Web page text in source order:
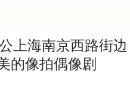
上海南京西路街边
的像拍偶像剧